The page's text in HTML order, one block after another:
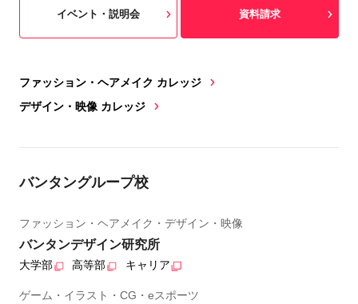
ファッション・ヘアメイク カレッジ
デザイン・映像 カレッジ
イベント・説明会 資料請求
バンタングループ校
ファッション・ヘアメイク・デザイン・映像
バンタンデザイン研究所
大学部 高等部 キャリア
ゲーム・イラスト・CG・eスポーツ